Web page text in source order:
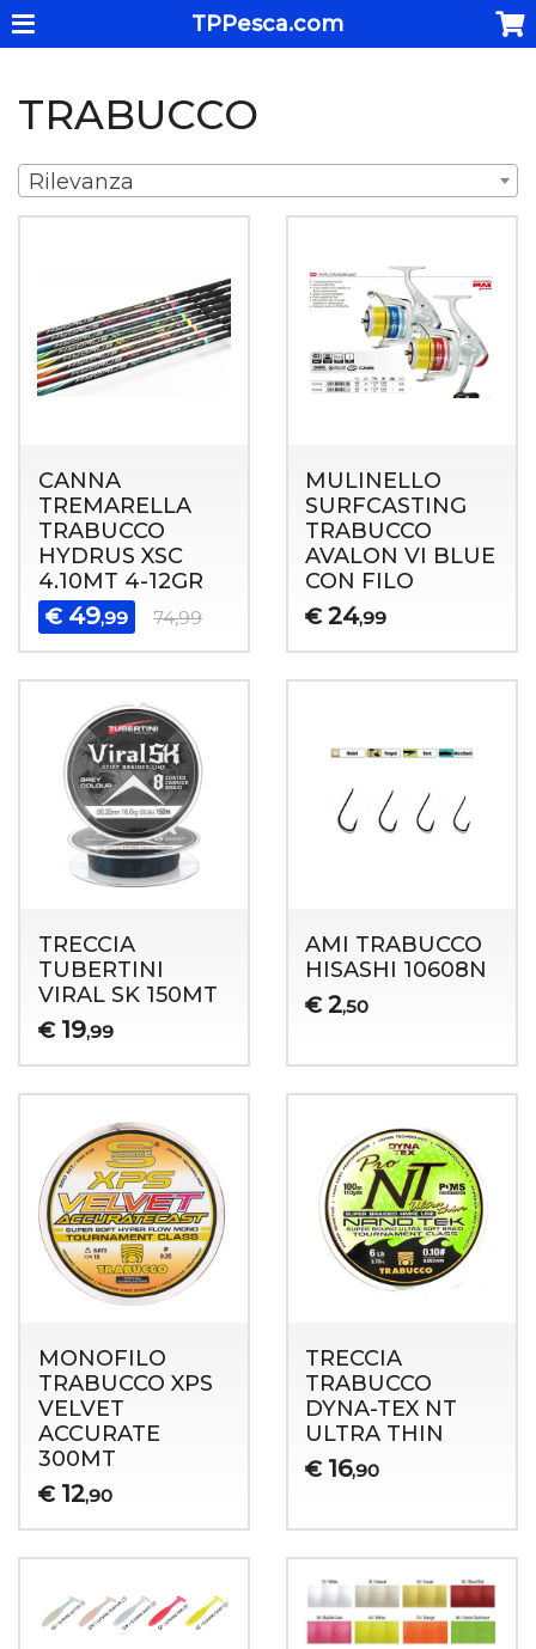
TPPesca.com
TRABUCCO
Rilevanza
CANNA
TREMARELLA
TRABUCCO
HYDRUS XSC
4.10MT 4-12GR
€ 49,99 74,99
MULINELLO
SURFCASTING
TRABUCCO
AVALON VI BLUE
CON FILO
€ 24,99
TRECCIA
TUBERTINI
VIRAL SK 150MT
€ 19,99
AMI TRABUCCO
HISASHI 10608N
€ 2,50
MONOFILO
TRABUCCO XPS
VELVET
ACCURATE
300MT
€ 12,90
TRECCIA
TRABUCCO
DYNA-TEX NT
ULTRA THIN
€ 16,90